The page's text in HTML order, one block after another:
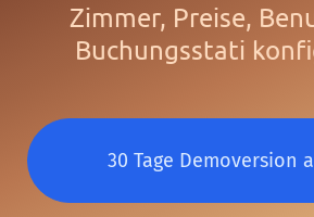
Zimmer, Preise,
Buchungsstati
30 Tage Demoversion